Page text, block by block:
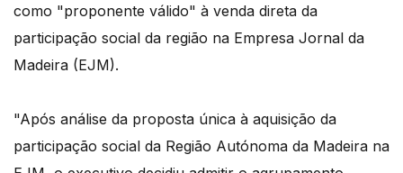
como "proponente válido" à venda direta da
participação social da região na Empresa Jornal da
Madeira (EJM).
"Após análise da proposta única à aquisição da
participação social da Região Autónoma da Madeira na